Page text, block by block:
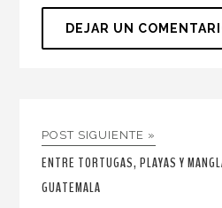
POST SIGUIENTE »
ENTRE TORTUGAS, PLAYAS Y
GUATEMALA